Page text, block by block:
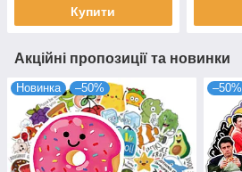
Купити
Акційні пропозиції та новинки
Новинка –50% –50%